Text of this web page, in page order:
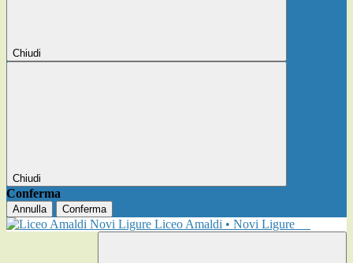
Chiudi
Chiudi
Conferma
Annulla Conferma
Liceo Amaldi • Novi Ligure